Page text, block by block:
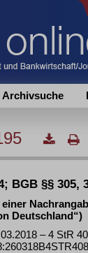
Archivsuche
BGB §§ 305,
Deutschland“)
– 4 StR